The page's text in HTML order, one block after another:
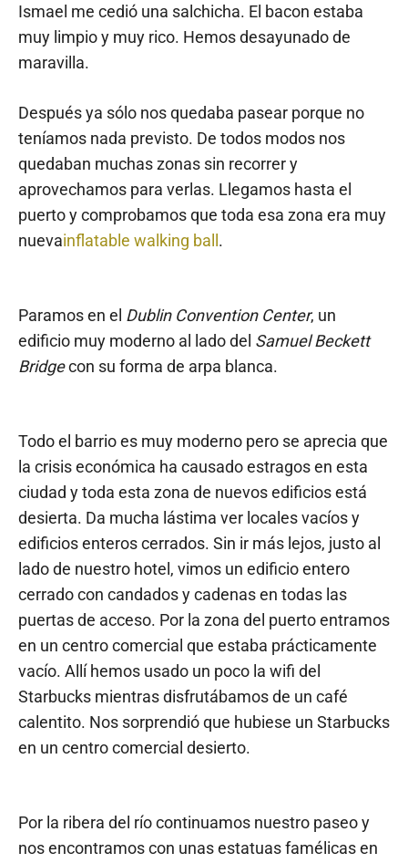
Ismael me cedió una salchicha. El bacon estaba
muy limpio y muy rico. Hemos desayunado de
maravilla.
Después ya sólo nos quedaba pasear porque no
teníamos nada previsto. De todos modos nos
quedaban muchas zonas sin recorrer y
aprovechamos para verlas. Llegamos hasta el
puerto y comprobamos que toda esa zona era muy
nuevainflatable walking ball .
Paramos en el Dublin Convention Center, un
edificio muy moderno al lado del Samuel Beckett
Bridgecon su forma de arpa blanca.
Todo el barrio es muy moderno pero se aprecia que
la crisis económica ha causado estragos en esta
ciudad y toda esta zona de nuevos edificios está
desierta. Da mucha lástima ver locales vacíos y
edificios enteros cerrados. Sin ir más lejos, justo al
lado de nuestro hotel, vimos un edificio entero
cerrado con candados y cadenas en todas las
puertas de acceso. Por la zona del puerto entramos
en un centro comercial que estaba prácticamente
vacío. Allí hemos usado un poco la wifi del
Starbucks mientras disfrutábamos de un café
calentito. Nos sorprendió que hubiese un Starbucks
en un centro comercial desierto.
Por la ribera del río continuamos nuestro paseo y
nos encontramos con unas estatuas famélicas en